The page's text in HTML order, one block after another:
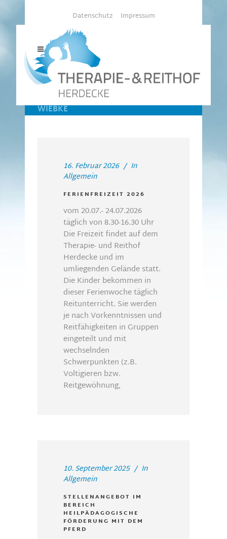
Datenschutz Impressum
THERAPIE- & REITHOF-
HERDECKE/ARTICLES POSTED BY
WIEBKE
16. Februar 2026
In
Allgemein
FERIENFREIZEIT 2026
vom 20.07.- 24.07.2026
täglich von 8.30-16.30 Uhr
Die Freizeit findet auf dem
Therapie- und Reithof
Herdecke und im
umliegenden Gelände statt.
Die Kinder bekommen in
dieser Ferienwoche täglich
Reitunterricht. Sie werden
je nach Vorkenntnissen und
Reitfähigkeiten in Gruppen
eingeteilt und mit
wechselnden
Schwerpunkten (z.B.
Voltigieren bzw.
Reitgewöhnung,
10. September 2025
In
Allgemein
STELLENANGEBOT IM
BEREICH
HEILPÄDAGOGISCHE
FÖRDERUNG MIT DEM
PFERD